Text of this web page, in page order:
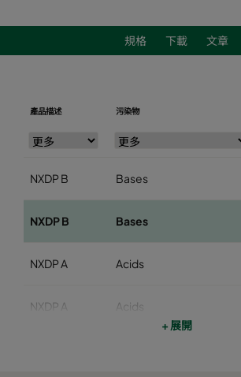
規格 下載 文章
產品描述 污染物
NXDP B Bases
NXDP B Bases
NXDP A Acids
NXDP A Acids
+ 展開